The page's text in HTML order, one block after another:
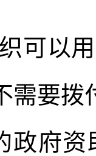
可以用
需要拨
政府